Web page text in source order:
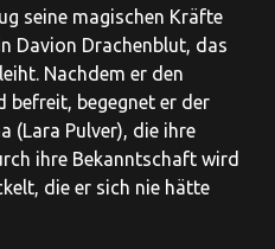
seine magischen Kräfte
Davion Drachenblut, das
Nachdem er den
befreit, begegnet er der
(Lara Pulver), die ihre
ihre Bekanntschaft wird
die er sich nie hätte